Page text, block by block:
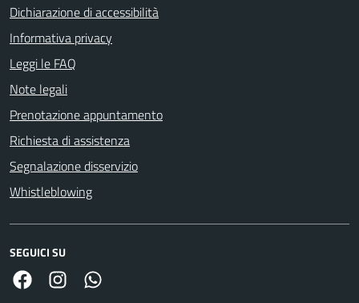
Dichiarazione di accessibilità
Informativa privacy
Leggi le FAQ
Note legali
Prenotazione appuntamento
Richiesta di assistenza
Segnalazione disservizio
Whistleblowing
SEGUICI SU
Facebook Link Instagram